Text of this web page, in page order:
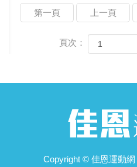
第一頁 上一頁
頁次：
Copyright © 佳恩運動網